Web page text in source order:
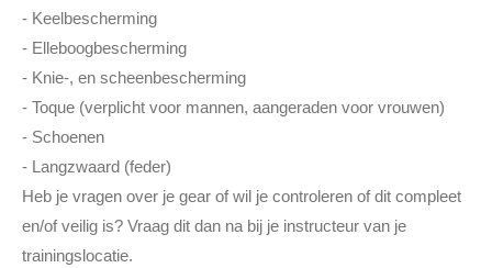
- Keelbescherming
- Elleboogbescherming
- Knie-, en scheenbescherming
- Toque (verplicht voor mannen, aangeraden voor vrouwen)
- Schoenen
- Langzwaard (feder)
Heb je vragen over je gear of wil je controleren of dit compleet
en/of veilig is? Vraag dit dan na bij je instructeur van je
trainingslocatie.